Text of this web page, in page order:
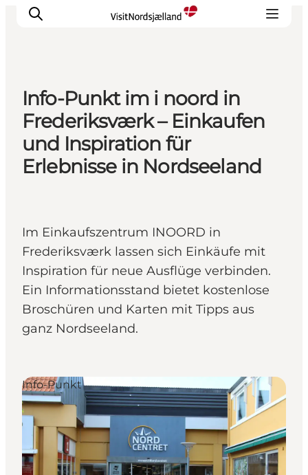
Highlights
Erlebnisse
Geschmack
Unterkünfte
Info-Punkt im i noord in
Frederiksværk – Einkaufen
und Inspiration für
Erlebnisse in Nordseeland
Im Einkaufszentrum INOORD in
Frederiksværk lassen sich Einkäufe mit
Inspiration für neue Ausflüge verbinden.
Ein Informationsstand bietet kostenlose
Broschüren und Karten mit Tipps aus
ganz Nordseeland.
Info-Punkt